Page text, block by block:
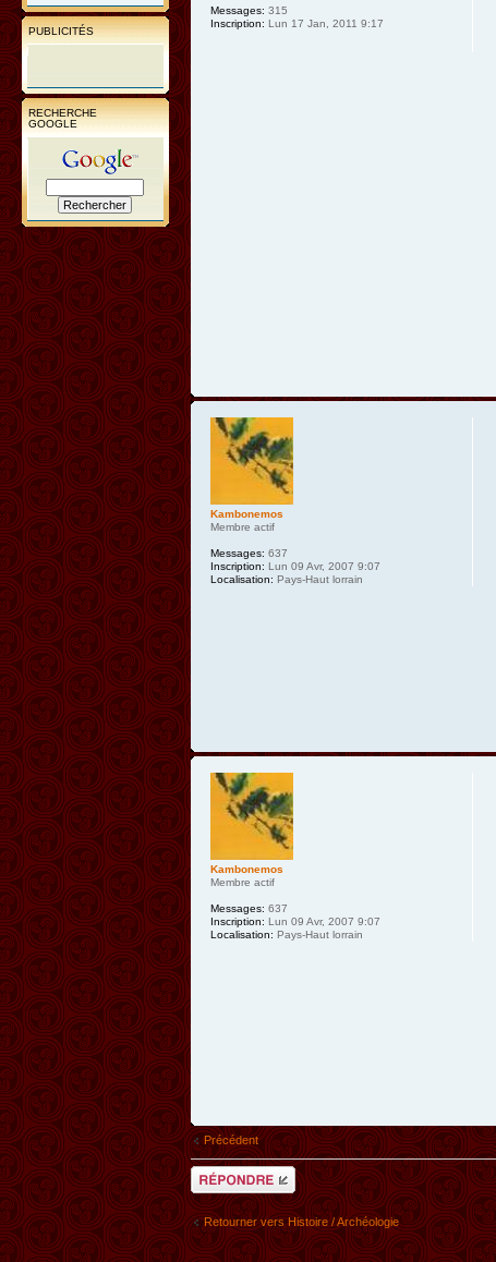
PUBLICITÉS
RECHERCHE
GOOGLE
Messages: 315
Inscription: Lun 17 Jan, 2011 9:17
Kambonemos
Membre actif
Messages: 637
Inscription: Lun 09 Avr, 2007 9:07
Localisation: Pays-Haut lorrain
Kambonemos
Membre actif
Messages: 637
Inscription: Lun 09 Avr, 2007 9:07
Localisation: Pays-Haut lorrain
Précédent
Répondre
Retourner vers Histoire / Archéologie